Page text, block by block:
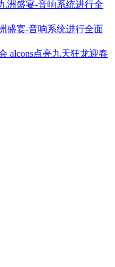
盛宴-音响系统进行全面
alcons点亮九天狂龙迎春